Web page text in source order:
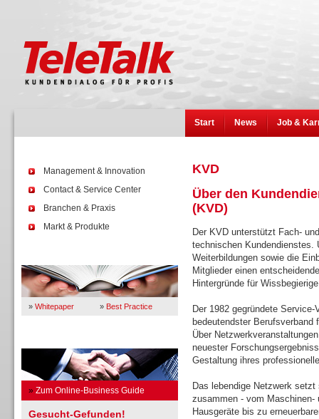
Start News Job &
Management & Innovation
Contact & Service Center
Branchen & Praxis
Markt & Produkte
» Whitepaper » Best Practice
» Zum Online-Business Guide
Gesucht-Gefunden!
KVD
Über den
(KVD)
Der KVD unterstützt Fach-
technischen Kundendienstes.
Weiterbildungen sowie die
Mitglieder einen
Hintergründe für
Der 1982 gegründete
bedeutendster
Über
neuester
Gestaltung ihres
Das lebendige Netzwerk
zusammen - vom Maschinen-
Hausgeräte bis zu